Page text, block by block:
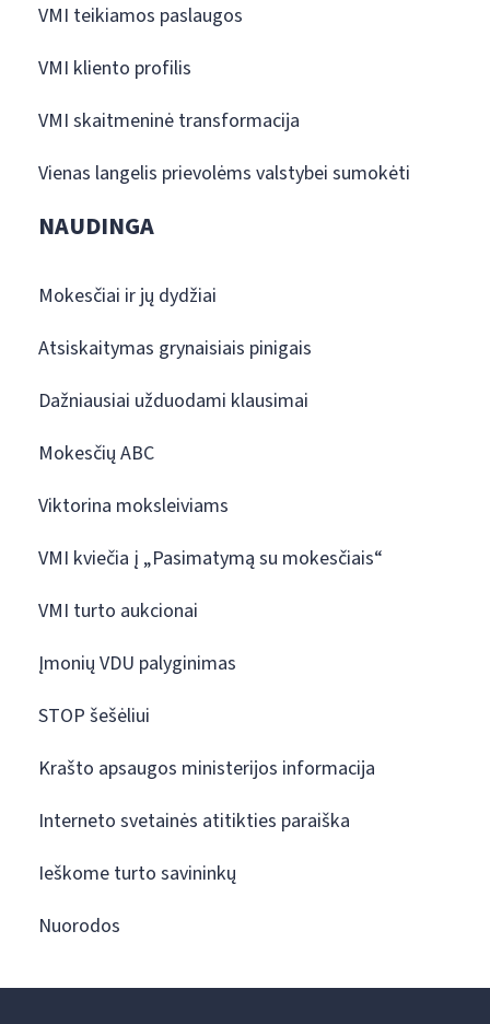
VMI teikiamos paslaugos
VMI kliento profilis
VMI skaitmeninė transformacija
Vienas langelis prievolėms valstybei sumokėti
NAUDINGA
Mokesčiai ir jų dydžiai
Atsiskaitymas grynaisiais pinigais
Dažniausiai užduodami klausimai
Mokesčių ABC
Viktorina moksleiviams
VMI kviečia į „Pasimatymą su mokesčiais“
VMI turto aukcionai
Įmonių VDU palyginimas
STOP šešėliui
Krašto apsaugos ministerijos informacija
Interneto svetainės atitikties paraiška
Ieškome turto savininkų
Nuorodos